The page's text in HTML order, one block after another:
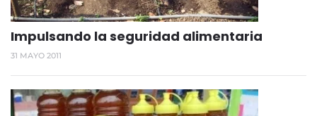
Impulsando la seguridad alimentaria
31 MAYO 2011